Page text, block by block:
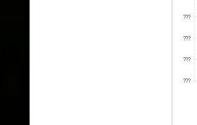
???
???
???
???